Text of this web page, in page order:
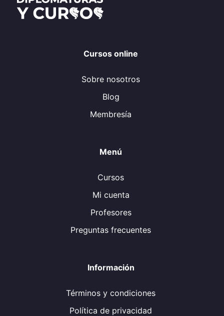
Cursos online
Sobre nosotros
Blog
Membresía
Menú
Cursos
Mi cuenta
Profesores
Preguntas frecuentes
Información
Términos y condiciones
Política de privacidad